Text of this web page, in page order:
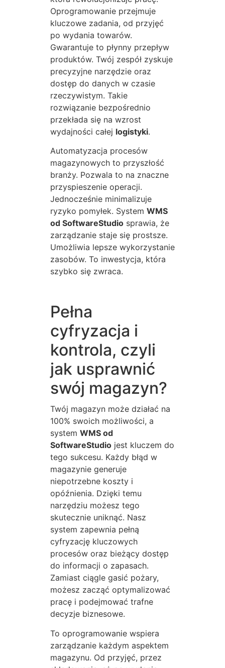
Oprogramowanie przejmuje
kluczowe zadania, od przyjęć
po wydania towarów.
Gwarantuje to płynny przepływ
produktów. Twój zespół zyskuje
precyzyjne narzędzie oraz
dostęp do danych w czasie
rzeczywistym. Takie
rozwiązanie bezpośrednio
przekłada się na wzrost
wydajności całej logistyki.
Automatyzacja procesów
magazynowych to przyszłość
branży. Pozwala to na znaczne
przyspieszenie operacji.
Jednocześnie minimalizuje
ryzyko pomyłek. System WMS
od SoftwareStudio sprawia, że
zarządzanie staje się prostsze.
Umożliwia lepsze wykorzystanie
zasobów. To inwestycja, która
szybko się zwraca.
Pełna
cyfryzacja i
kontrola, czyli
jak usprawnić
swój magazyn?
Twój magazyn może działać na
100% swoich możliwości, a
system WMS od
SoftwareStudio jest kluczem do
tego sukcesu. Każdy błąd w
magazynie generuje
niepotrzebne koszty i
opóźnienia. Dzięki temu
narzędziu możesz tego
skutecznie uniknąć. Nasz
system zapewnia pełną
cyfryzację kluczowych
procesów oraz bieżący dostęp
do informacji o zapasach.
Zamiast ciągle gasić pożary,
możesz zacząć optymalizować
pracę i podejmować trafne
decyzje biznesowe.
To oprogramowanie wspiera
zarządzanie każdym aspektem
magazynu. Od przyjęć, przez